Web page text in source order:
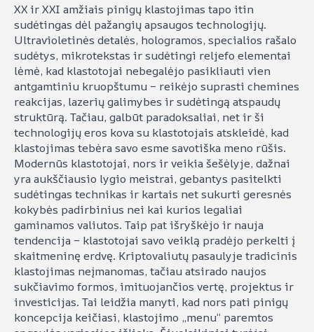
XX ir XXI amžiais pinigų klastojimas tapo itin
sudėtingas dėl pažangių apsaugos technologijų.
Ultravioletinės detalės, hologramos, specialios rašalo
sudėtys, mikrotekstas ir sudėtingi reljefo elementai
lėmė, kad klastotojai nebegalėjo pasikliauti vien
antgamtiniu kruopštumu – reikėjo suprasti chemines
reakcijas, lazerių galimybes ir sudėtingą atspaudų
struktūrą. Tačiau, galbūt paradoksaliai, net ir ši
technologijų eros kova su klastotojais atskleidė, kad
klastojimas tebėra savo esme savotiška meno rūšis.
Modernūs klastotojai, nors ir veikia šešėlyje, dažnai
yra aukščiausio lygio meistrai, gebantys pasitelkti
sudėtingas technikas ir kartais net sukurti geresnės
kokybės padirbinius nei kai kurios legaliai
gaminamos valiutos. Taip pat išryškėjo ir nauja
tendencija – klastotojai savo veiklą pradėjo perkelti į
skaitmeninę erdvę. Kriptovaliutų pasaulyje tradicinis
klastojimas neįmanomas, tačiau atsirado naujos
sukčiavimo formos, imituojančios vertę, projektus ir
investicijas. Tai leidžia manyti, kad nors pati pinigų
koncepcija keičiasi, klastojimo „menu“ paremtos